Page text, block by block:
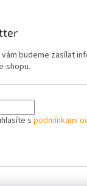
budeme zasílat
shopu.
s podmínkami